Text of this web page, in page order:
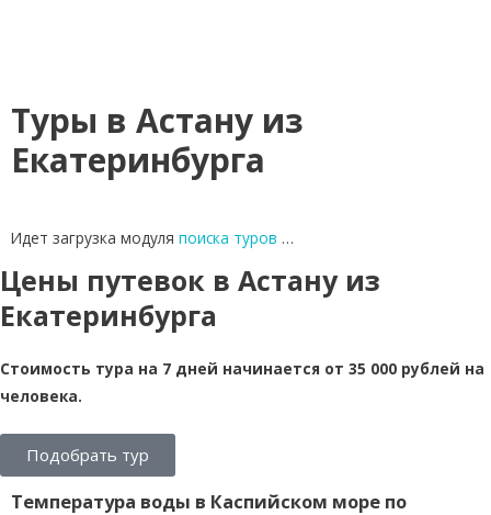
Туры в Астану из
Екатеринбурга
Идет загрузка модуля поиска туров …
Цены путевок в Астану из
Екатеринбурга
Стоимость тура на 7 дней начинается от 35 000 рублей на
человека.
Подобрать тур
Температура воды в Каспийском море по